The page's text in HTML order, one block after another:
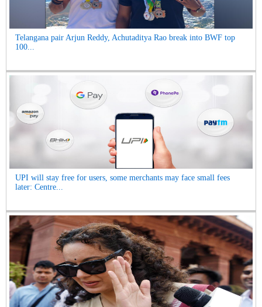
Telangana pair Arjun Reddy, Achutaditya Rao break into BWF top
100...
UPI will stay free for users, some merchants may face small fees
later: Centre...